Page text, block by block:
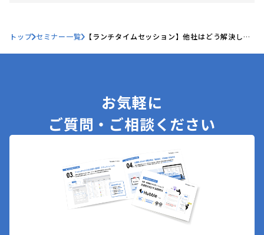
トップ セミナー一覧 【ランチタイムセッション】他社はどう解決して
お気軽に
ご質問・ご相談ください